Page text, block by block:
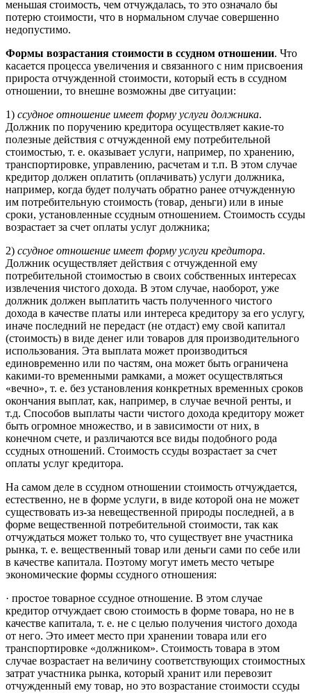
меньшая стоимость, чем отчуждалась, то это означало бы
потерю стоимости, что в нормальном случае совершенно
недопустимо.
Формы возрастания стоимости в ссудном отношении. Что
касается процесса увеличения и связанного с ним присвоения
прироста отчужденной стоимости, который есть в ссудном
отношении, то внешне возможны две ситуации:
1) ссудное отношение имеет форму услуги должника.
Должник по поручению кредитора осуществляет какие-то
полезные действия с отчужденной ему потребительной
стоимостью, т. е. оказывает услуги, например, по хранению,
транспортировке, управлению, расчетам и т.п. В этом случае
кредитор должен оплатить (оплачивать) услуги должника,
например, когда будет получать обратно ранее отчужденную
им потребительную стоимость (товар, деньги) или в иные
сроки, установленные ссудным отношением. Стоимость ссуды
возрастает за счет оплаты услуг должника;
2) ссудное отношение имеет форму услуги кредитора.
Должник осуществляет действия с отчужденной ему
потребительной стоимостью в своих собственных интересах
извлечения чистого дохода. В этом случае, наоборот, уже
должник должен выплатить часть полученного чистого
дохода в качестве платы или интереса кредитору за его услугу,
иначе последний не передаст (не отдаст) ему свой капитал
(стоимость) в виде денег или товаров для производительного
использования. Эта выплата может производиться
единовременно или по частям, она может быть ограничена
какими-то временными рамками, а может осуществляться
«вечно», т. е. без установления конкретных временных сроков
окончания выплат, как, например, в случае вечной ренты, и
т.д. Способов выплаты части чистого дохода кредитору может
быть огромное множество, и в зависимости от них, в
конечном счете, и различаются все виды подобного рода
ссудных отношений. Стоимость ссуды возрастает за счет
оплаты услуг кредитора.
На самом деле в ссудном отношении стоимость отчуждается,
естественно, не в форме услуги, в виде которой она не может
существовать из-за невещественной природы последней, а в
форме вещественной потребительной стоимости, так как
отчуждаться может только то, что существует вне участника
рынка, т. е. вещественный товар или деньги сами по себе или
в качестве капитала. Поэтому могут иметь место четыре
экономические формы ссудного отношения:
· простое товарное ссудное отношение. В этом случае
кредитор отчуждает свою стоимость в форме товара, но не в
качестве капитала, т. е. не с целью получения чистого дохода
от него. Это имеет место при хранении товара или его
транспортировке «должником». Стоимость товара в этом
случае возрастает на величину соответствующих стоимостных
затрат участника рынка, который хранит или перевозит
отчужденный ему товар, но это возрастание стоимости ссуды